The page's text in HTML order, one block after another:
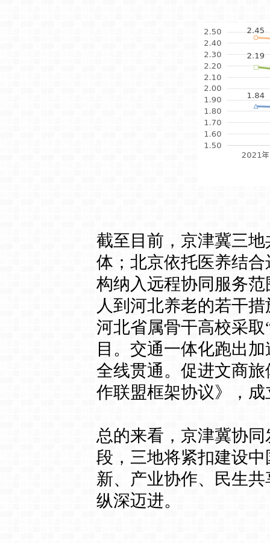
截至目前，京津冀三
体；北京依托医养结
构纳入远程协同服务
人到河北养老的若干
河北省属骨干高校采取
目。交通一体化跑出
全线贯通。促进文商
作联盟框架协议》，
总的来看，京津冀协
段，三地将紧扣建设
新、产业协作、民生
纵深迈进。